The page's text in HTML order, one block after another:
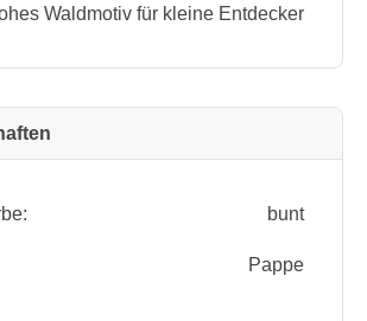
Waldmotiv für kleine Entdecker
bunt
Pappe